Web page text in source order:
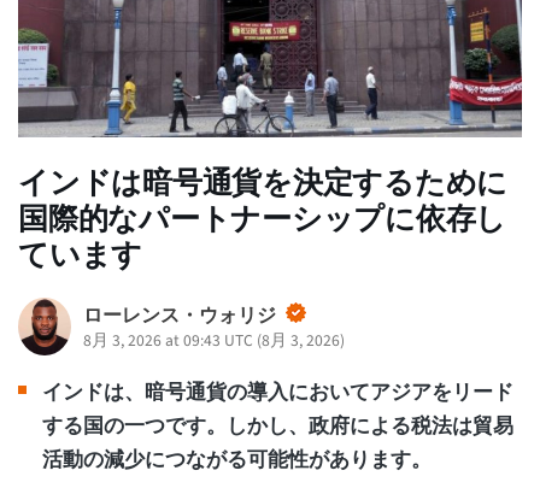
インドは暗号通貨を決定するために
国際的なパートナーシップに依存し
ています
ローレンス・ウォリジ
8月 3, 2026 at 09:43 UTC (8月 3, 2026)
インドは、暗号通貨の導入においてアジアをリード
する国の一つです。しかし、政府による税法は貿易
活動の減少につながる可能性があります。